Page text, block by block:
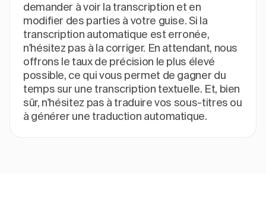
demander à voir la transcription et en
modifier des parties à votre guise. Si la
transcription automatique est erronée,
n'hésitez pas à la corriger. En attendant, nous
offrons le taux de précision le plus élevé
possible, ce qui vous permet de gagner du
temps sur une transcription textuelle. Et, bien
sûr, n'hésitez pas à traduire vos sous-titres ou
à générer une traduction automatique.